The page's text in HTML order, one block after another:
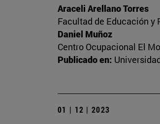
Araceli Arellano Torres
Facultad de Educación y
Daniel Muñoz
Centro Ocupacional El
Publicado en:
01 | 12 | 2023